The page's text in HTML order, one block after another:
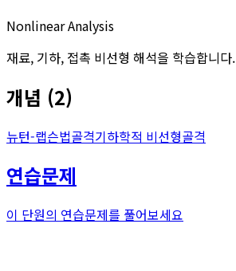
Nonlinear Analysis
재료, 기하, 접촉 비선형 해석을 학습합니다.
개념 (2)
뉴턴-랩슨법골격기하학적 비선형골격
연습문제
이 단원의 연습문제를 풀어보세요